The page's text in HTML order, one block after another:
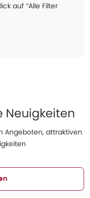
auf “Alle Filter
Neuigkeiten
Angeboten, attraktiven